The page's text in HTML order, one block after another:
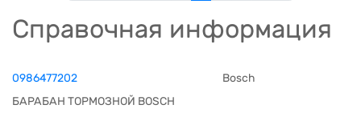
Справочная информация
0986477202
Bosch
БАРАБАН ТОРМОЗНОЙ BOSCH